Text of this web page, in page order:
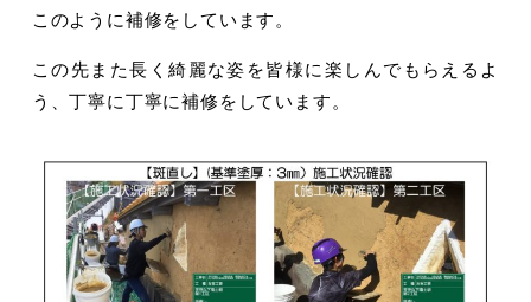
このように補修をしています。
この先また長く綺麗な姿を皆様に楽しんでもらえるよ
う、丁寧に丁寧に補修をしています。